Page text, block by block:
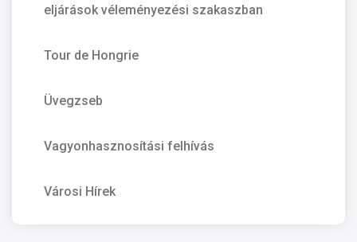
eljárások véleményezési szakaszban
Tour de Hongrie
Üvegzseb
Vagyonhasznosítási felhívás
Városi Hírek